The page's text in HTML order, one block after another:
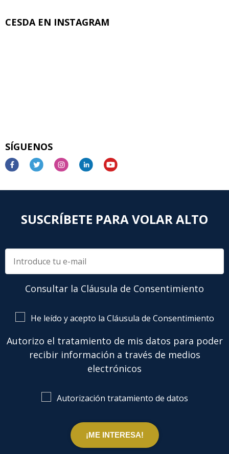
CESDA EN INSTAGRAM
SÍGUENOS
SUSCRÍBETE PARA VOLAR ALTO
Consultar la Cláusula de Consentimiento
He leído y acepto la Cláusula de Consentimiento
Autorizo el tratamiento de mis datos para poder
recibir información a través de medios
electrónicos
Autorización tratamiento de datos